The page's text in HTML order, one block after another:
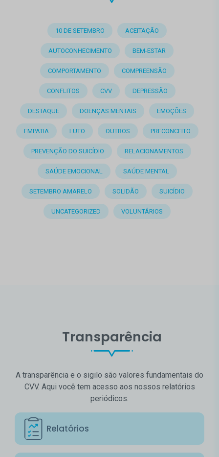
10 DE SETEMBRO ACEITAÇÃO
AUTOCONHECIMENTO BEM-ESTAR
COMPORTAMENTO COMPREENSÃO
CONFLITOS CVV DEPRESSÃO
DESTAQUE DOENÇAS MENTAIS EMOÇÕES
EMPATIA LUTO OUTROS PRECONCEITO
PREVENÇÃO DO SUICÍDIO RELACIONAMENTOS
SAÚDE EMOCIONAL SAÚDE MENTAL
SETEMBRO AMARELO SOLIDÃO SUICÍDIO
UNCATEGORIZED VOLUNTÁRIOS
Transparência
A transparência e o sigilo são valores fundamentais do
CVV. Aqui você tem acesso aos nossos relatórios
periódicos.
Relatórios